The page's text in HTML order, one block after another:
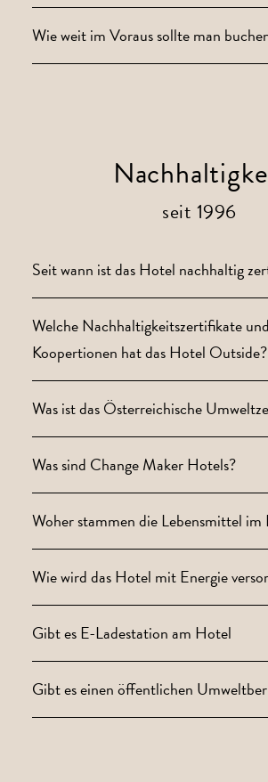
Wie weit im Voraus sollte man
seit 1996
Seit wann ist das Hotel nachhaltig
Welche Nachhaltigkeitszertifikate
Koopertionen hat das Hotel Outside?
Was ist das Österreichische
Was sind Change Maker Hotels?
Woher stammen die Lebensmittel
Wie wird das Hotel mit Energie
Gibt es E-Ladestation am Hotel
Gibt es einen öffentlichen